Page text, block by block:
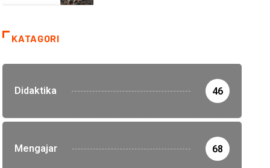
KATAGORI
Didaktika 46
Mengajar 68